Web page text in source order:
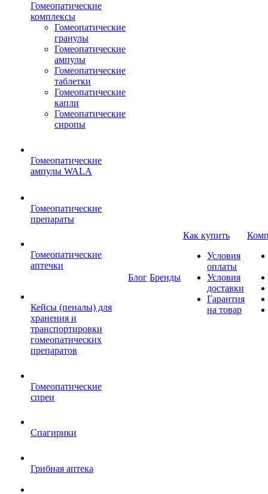
Гомеопатические
комплексы
Гомеопатические
гранулы
Гомеопатические
ампулы
Гомеопатические
таблетки
Гомеопатические
капли
Гомеопатические
сиропы
Гомеопатические
ампулы WALA
Гомеопатические
препараты
Гомеопатические
аптечки
Кейсы (пеналы) для
хранения и
транспортировки
гомеопатических
препаратов
Гомеопатические
спреи
Спагирики
Грибная аптека
Блог Бренды
Как купить
Условия
оплаты
Условия
доставки
Гарантия
на товар